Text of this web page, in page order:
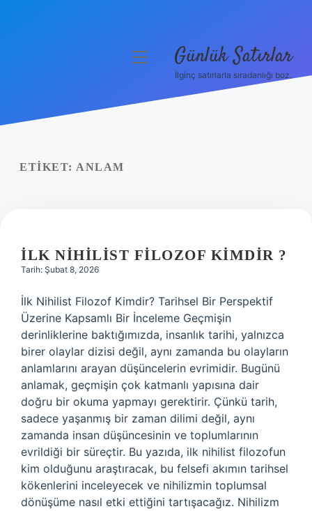
Yasal Uyarı
menüyü Günlük Satırlar
İlginç satırlarla sıradanlığı boz.
ETIKET: ANLAM
İLK NIHILIST FILOZOF KIMDIR ?
Tarih: Şubat 8, 2026
İlk Nihilist Filozof Kimdir? Tarihsel Bir Perspektif
Üzerine Kapsamlı Bir İnceleme Geçmişin
derinliklerine baktığımızda, insanlık tarihi, yalnızca
birer olaylar dizisi değil, aynı zamanda bu olayların
anlamlarını arayan düşüncelerin evrimidir. Bugünü
anlamak, geçmişin çok katmanlı yapısına dair
doğru bir okuma yapmayı gerektirir. Çünkü tarih,
sadece yaşanmış bir zaman dilimi değil, aynı
zamanda insan düşüncesinin ve toplumlarının
evrildiği bir süreçtir. Bu yazıda, ilk nihilist filozofun
kim olduğunu araştıracak, bu felsefi akımın tarihsel
kökenlerini inceleyecek ve nihilizmin toplumsal
dönüşüme nasıl etki ettiğini tartışacağız. Nihilizm